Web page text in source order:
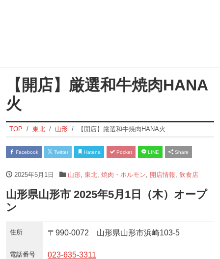
【開店】厳選和牛焼肉HANA
火
TOP 東北 山形 【開店】厳選和牛焼肉HANA火
Facebook Twitter Hatena Pocket LINE Share
2025年5月1日 山形, 東北, 焼肉・ホルモン 開店情報 飲食店
山形県山形市 2025年5月1日（木）オープ
ン
住所 〒990-0072 山形県山形市浜崎103-5
電話番号 023-635-3311